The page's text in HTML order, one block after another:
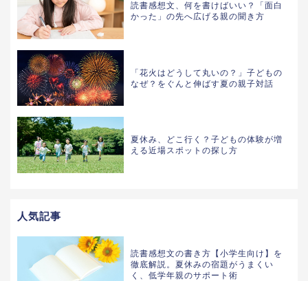
読書感想文、何を書けばいい？「面白
かった」の先へ広げる親の聞き方
「花火はどうして丸いの？」子どもの
なぜ？をぐんと伸ばす夏の親子対話
夏休み、どこ行く？子どもの体験が増
える近場スポットの探し方
人気記事
読書感想文の書き方【小学生向け】を
徹底解説。夏休みの宿題がうまくい
く、低学年親のサポート術